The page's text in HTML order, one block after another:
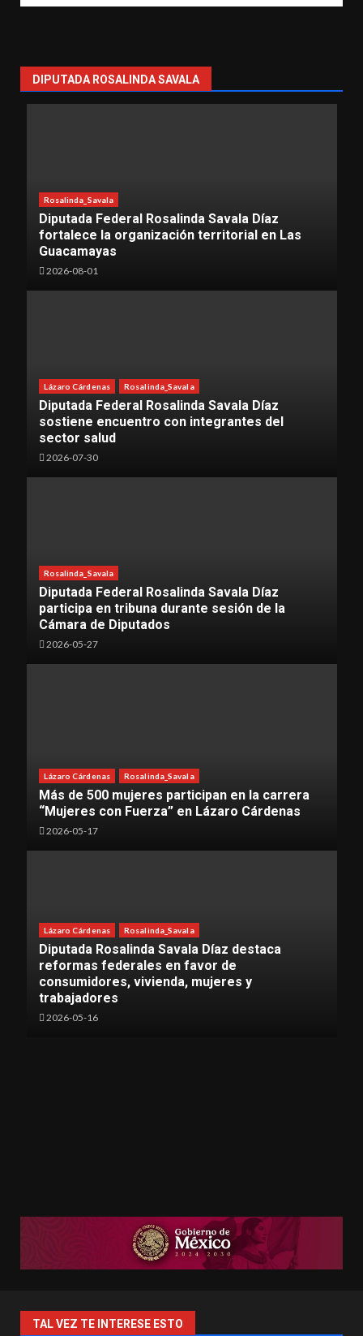
DIPUTADA ROSALINDA SAVALA
Rosalinda_Savala
Diputada Federal Rosalinda Savala Díaz
fortalece la organización territorial en Las
Guacamayas
2026-08-01
Lázaro Cárdenas Rosalinda_Savala
Diputada Federal Rosalinda Savala Díaz
sostiene encuentro con integrantes del
sector salud
2026-07-30
Rosalinda_Savala
Diputada Federal Rosalinda Savala Díaz
participa en tribuna durante sesión de la
Cámara de Diputados
2026-05-27
Lázaro Cárdenas Rosalinda_Savala
Más de 500 mujeres participan en la carrera
“Mujeres con Fuerza” en Lázaro Cárdenas
2026-05-17
Lázaro Cárdenas Rosalinda_Savala
Diputada Rosalinda Savala Díaz destaca
reformas federales en favor de
consumidores, vivienda, mujeres y
trabajadores
2026-05-16
TAL VEZ TE INTERESE ESTO